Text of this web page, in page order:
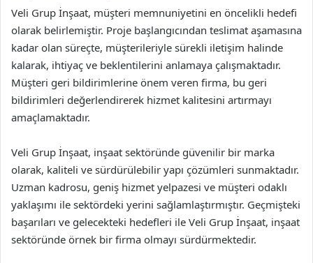
Veli Grup İnşaat, müşteri memnuniyetini en öncelikli hedefi
olarak belirlemiştir. Proje başlangıcından teslimat aşamasına
kadar olan süreçte, müşterileriyle sürekli iletişim halinde
kalarak, ihtiyaç ve beklentilerini anlamaya çalışmaktadır.
Müşteri geri bildirimlerine önem veren firma, bu geri
bildirimleri değerlendirerek hizmet kalitesini artırmayı
amaçlamaktadır.
Veli Grup İnşaat, inşaat sektöründe güvenilir bir marka
olarak, kaliteli ve sürdürülebilir yapı çözümleri sunmaktadır.
Uzman kadrosu, geniş hizmet yelpazesi ve müşteri odaklı
yaklaşımı ile sektördeki yerini sağlamlaştırmıştır. Geçmişteki
başarıları ve gelecekteki hedefleri ile Veli Grup İnşaat, inşaat
sektöründe örnek bir firma olmayı sürdürmektedir.